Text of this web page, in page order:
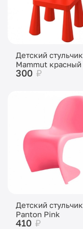
Детский стульчик
Mammut красный
300 ₽
Детский стульчик
Panton Pink
410 ₽